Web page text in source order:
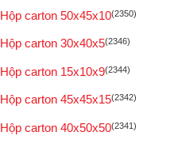
Hộp carton 50x45x10(2350)
Hộp carton 30x40x5(2346)
Hộp carton 15x10x9(2344)
Hộp carton 45x45x15(2342)
Hộp carton 40x50x50(2341)